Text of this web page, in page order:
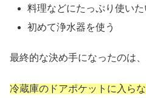
料理などにたっぷり使いた
初めて浄水器を使う
最終的な決め手になったのは
冷蔵庫のドアポケットに入ら